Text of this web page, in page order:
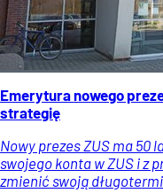
Emerytura nowego
strategię
Nowy prezes ZUS ma 50
swojego konta w ZUS i z
zmienić swoją